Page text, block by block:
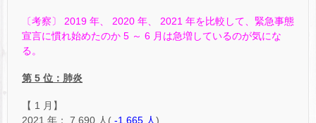
〔考察〕 2019 年、 2020 年、 2021 年を比較して、緊急事態
宣言に慣れ始めたのか 5 ～ 6 月は急増しているのが気にな
る。
第 5 位：肺炎
【 1 月】
2021 年： 7,690 人( -1,665 人)